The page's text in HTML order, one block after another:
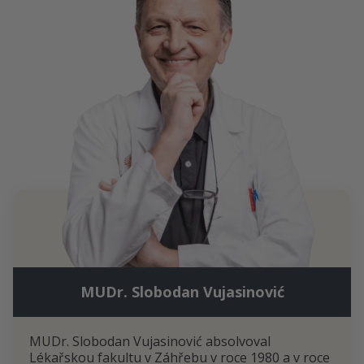
MUDr. Slobodan Vujasinović
MUDr. Slobodan Vujasinović absolvoval
Lékařskou fakultu v Záhřebu v roce 1980 a v roce